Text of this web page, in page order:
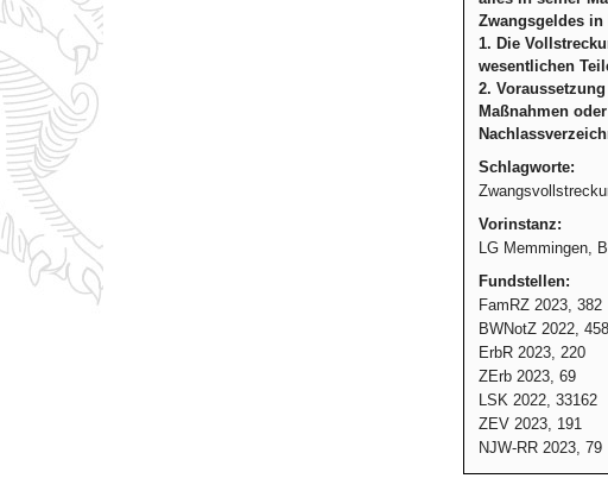
Zwangsgeldes in
1. Die
wesentlichen
2.
Maßnahmen
Schlagworte:
Vorinstanz:
LG Memmingen,
Fundstellen:
FamRZ 2023, 382
BWNotZ 2022, 458
ErbR 2023, 220
ZErb 2023, 69
LSK 2022, 33162
ZEV 2023, 191
NJW-RR 2023, 79